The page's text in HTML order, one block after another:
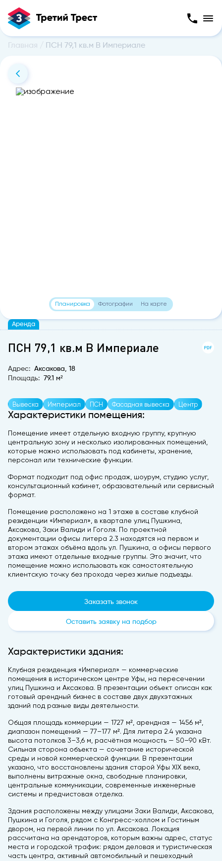
Главная / ПСН 79,1 кв.м В Империале
Аренда
ПСН 79,1 кв.м В Империале
Адрес: Аксакова, 18
Площадь:
79.1 м²
Вывеска Империал ПСН Фасадная вывеска Центр
Характеристики помещения:
Помещение имеет отдельную входную группу, крупную
центральную зону и несколько изолированных помещений,
которые можно использовать под кабинеты, хранение,
персонал или технические функции.
Формат подходит под офис продаж, шоурум, студию услуг,
консультационный кабинет, образовательный или сервисный
формат.
Помещение расположено на 1 этаже в составе клубной
резиденции «Империал», в квартале улиц Пушкина,
Аксакова, Заки Валиди и Гоголя. По проектной
документации офисы литера 2.3 находятся на первом и
втором этажах объёма вдоль ул. Пушкина, а офисы первого
этажа имеют отдельные входные группы. Это значит, что
помещение можно использовать как самостоятельную
клиентскую точку без прохода через жилые подъезды.
Заказать звонок
Оставить заявку на подбор
Характеристики здания:
Клубная резиденция «Империал» — коммерческие
помещения в историческом центре Уфы, на пересечении
улиц Пушкина и Аксакова. В презентации объект описан как
готовый арендный бизнес в составе двух двухэтажных
зданий под разные виды деятельности.
Общая площадь коммерции — 1727 м², арендная — 1456 м²,
диапазон помещений — 77–177 м². Для литера 2.4 указана
высота потолков 3–3,6 м, расчётная мощность — 50–90 кВт.
Сильная сторона объекта — сочетание исторической
среды и новой коммерческой функции. В презентации
указано, что восстановлены здания старой Уфы XIX века,
выполнены витражные окна, свободные планировки,
центральные коммуникации, современные инженерные
системы и предчистовая отделка.
Здания расположены между улицами Заки Валиди, Аксакова,
Пушкина и Гоголя, рядом с Конгресс-холлом и Гостиным
двором, на первой линии по ул. Аксакова. Локация
рассчитана на арендаторов, которым важны адрес, статус
места и городской трафик: рядом деловая и туристическая
часть центра, активный автомобильный и пешеходный
Планировка Фотографии На карте